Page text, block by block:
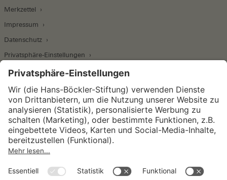
Merkzettel
Impressum
Datenschutz
Privatsphäre-Einstellungen
Wirtschafts- und Sozialwissenschaftliches Institut
Institut für Makroökonomie und
Konjunkturforschung